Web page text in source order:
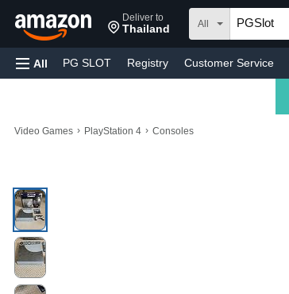
Deliver to
Thailand All
All PG SLOT Registry Customer Service
Video Games › PlayStation 4 › Consoles